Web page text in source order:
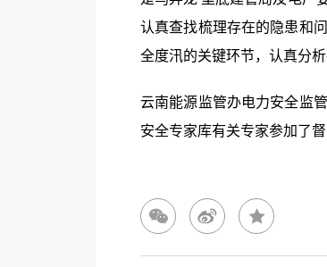
认真查找梳理存在的隐患和
全度汛的关键环节，认真分
云南能源监管办电力安全监
安全专家库有关专家参加了督